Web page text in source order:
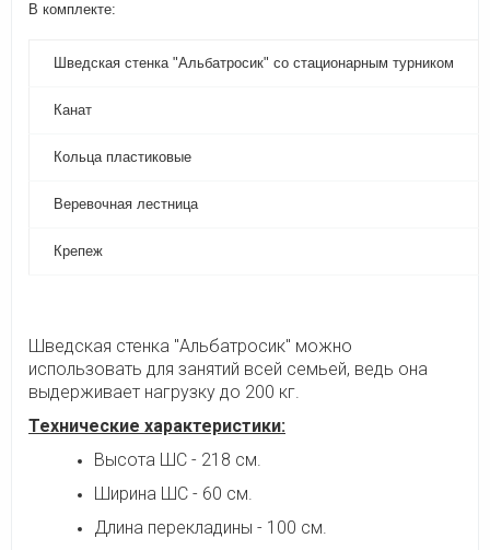
В комплекте:
Шведская стенка "Альбатросик" со стационарным турником
Канат
Кольца пластиковые
Веревочная лестница
Крепеж
Шведская стенка "Альбатросик" можно
использовать для занятий всей семьей, ведь она
выдерживает нагрузку до 200 кг.
Технические характеристики:
Высота ШС - 218 см.
Ширина ШС - 60 см.
Длина перекладины - 100 см.